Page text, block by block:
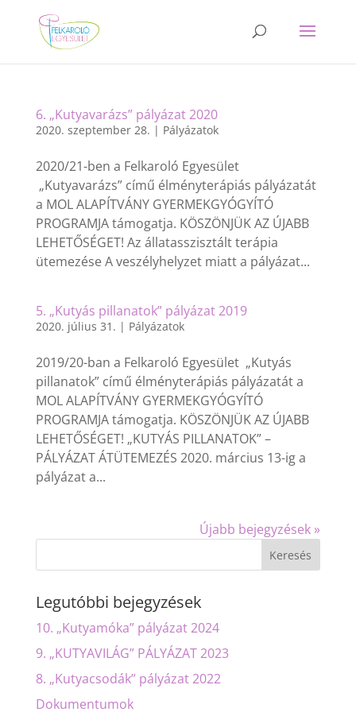
6. „Kutyavarázs” pályázat 2020
2020. szeptember 28. | Pályázatok
2020/21-ben a Felkaroló Egyesület
„Kutyavarázs” című élményterápiás pályázatát
a MOL ALAPÍTVÁNY GYERMEKGYÓGYÍTÓ
PROGRAMJA támogatja. KÖSZÖNJÜK AZ ÚJABB
LEHETŐSÉGET! Az állatasszisztált terápia
ütemezése A veszélyhelyzet miatt a pályázat...
5. „Kutyás pillanatok” pályázat 2019
2020. július 31. | Pályázatok
2019/20-ban a Felkaroló Egyesület „Kutyás
pillanatok” című élményterápiás pályázatát a
MOL ALAPÍTVÁNY GYERMEKGYÓGYÍTÓ
PROGRAMJA támogatja. KÖSZÖNJÜK AZ ÚJABB
LEHETŐSÉGET! „KUTYÁS PILLANATOK” –
PÁLYÁZAT ÁTÜTEMEZÉS 2020. március 13-ig a
pályázat a...
Újabb bejegyzések »
Legutóbbi bejegyzések
10. „Kutyamóka” pályázat 2024
9. „KUTYAVILÁG” PÁLYÁZAT 2023
8. „Kutyacsodák” pályázat 2022
Dokumentumok